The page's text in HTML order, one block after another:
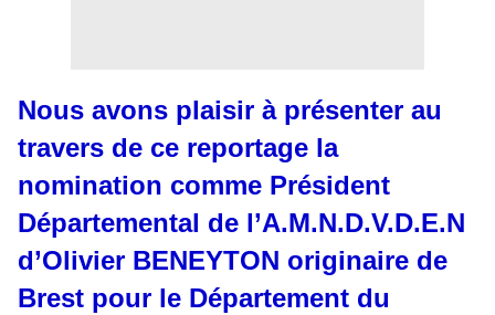
Nous avons plaisir à présenter au
travers de ce reportage la
nomination comme Président
Départemental de l’A.M.N.D.V.D.E.N
d’Olivier BENEYTON originaire de
Brest pour le Département du